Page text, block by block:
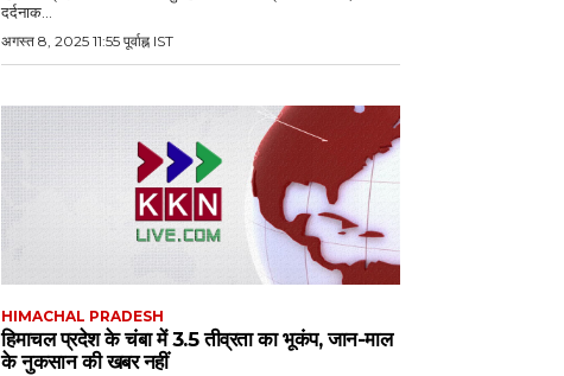
दर्दनाक...
अगस्त 8, 2025 11:55 पूर्वाह्न IST
HIMACHAL PRADESH
हिमाचल प्रदेश के चंबा में 3.5 तीव्रता का भूकंप, जान-माल
के नुकसान की खबर नहीं